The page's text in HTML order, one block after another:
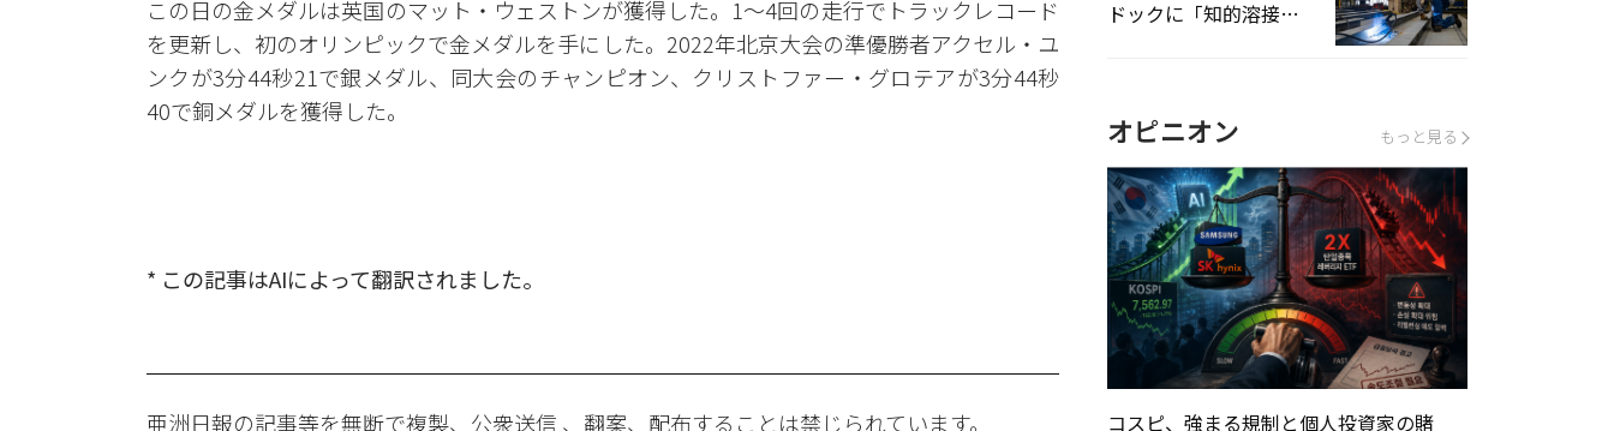
この日の金メダルは英国のマット・ウェストンが獲得した。1〜4回の走行でトラックレコード
を更新し、初のオリンピックで金メダルを手にした。2022年北京大会の準優勝者アクセル・ユ
ンクが3分44秒21で銀メダル、同大会のチャンピオン、クリストファー・グロテアが3分44秒
40で銅メダルを獲得した。
* この記事はAIによって翻訳されました。
亜洲日報の記事等を無断で複製、公衆送信 、翻案、配布することは禁じられています。
ドックに「知的溶接」
オピニオン もっと見る
コスピ、強まる規制と個人投資家の賭